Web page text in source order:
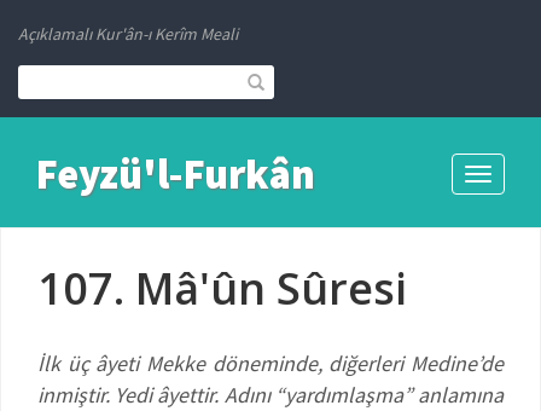
Açıklamalı Kur'ân-ı Kerîm Meali
Toggle
Feyzü'l-Furkân
107. Mâ'ûn Sûresi
İlk üç âyeti Mekke döneminde, diğerleri Medine’de
inmiştir. Yedi âyettir. Adını “yardımlaşma” anlamına